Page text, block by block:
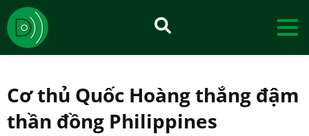
Cơ thủ Quốc Hoàng thắng đậm
thần đồng Philippines